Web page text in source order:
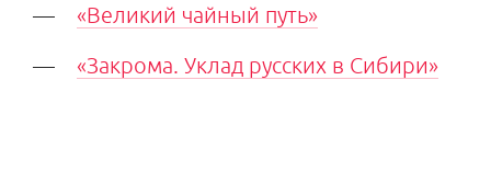
«Великий чайный путь»
«Закрома. Уклад русских в Сибири»